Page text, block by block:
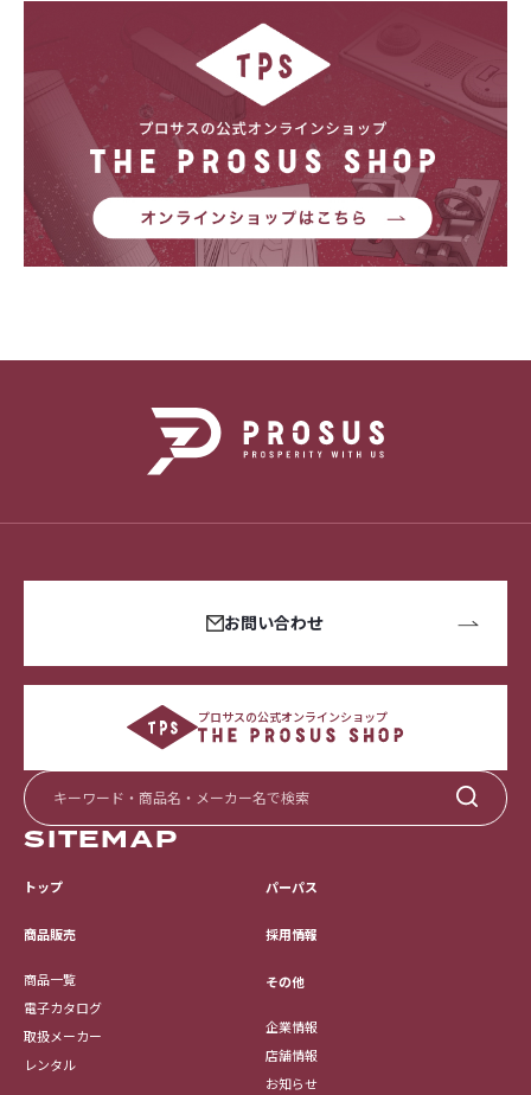
お問い合わせ
プロサスの公式オンラインショップ
SITEMAP
トップ
商品販売
商品一覧
電子カタログ
取扱メーカー
レンタル
パーパス
採用情報
その他
企業情報
店舗情報
お知らせ